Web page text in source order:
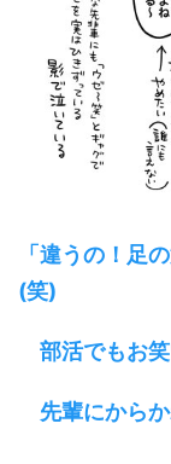
「違うの！足
(笑)
部活でもお笑
先輩にからか